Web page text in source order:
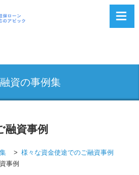
資の事例集
融資事例
様々な資金使途でのご融資事例
事例